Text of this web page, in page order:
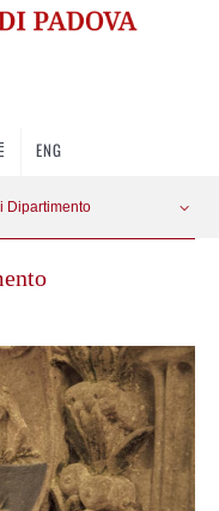
ENG
Dipartimento